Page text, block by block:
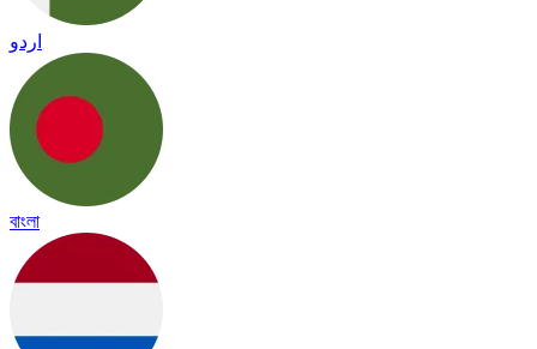
اردو
বাংলা